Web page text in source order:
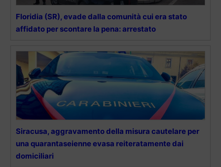
Floridia (SR), evade dalla comunità cui era stato
affidato per scontare la pena: arrestato
Siracusa, aggravamento della misura cautelare per
una quarantaseienne evasa reiteratamente dai
domiciliari